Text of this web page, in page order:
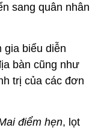
sang quân nhân
gia biểu diễn
bàn cũng như
trị của các đơn
điểm hẹn, lọt